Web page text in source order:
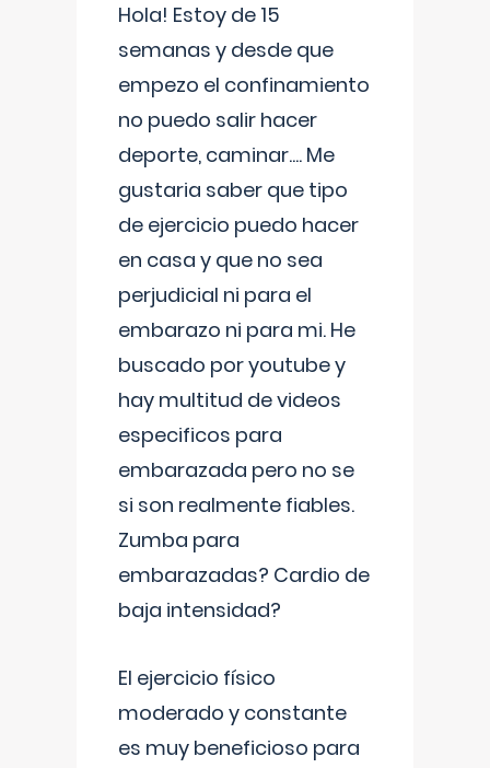
Hola! Estoy de 15
semanas y desde que
empezo el confinamiento
no puedo salir hacer
deporte, caminar.... Me
gustaria saber que tipo
de ejercicio puedo hacer
en casa y que no sea
perjudicial ni para el
embarazo ni para mi. He
buscado por youtube y
hay multitud de videos
especificos para
embarazada pero no se
si son realmente fiables.
Zumba para
embarazadas? Cardio de
baja intensidad?
El ejercicio físico
moderado y constante
es muy beneficioso para